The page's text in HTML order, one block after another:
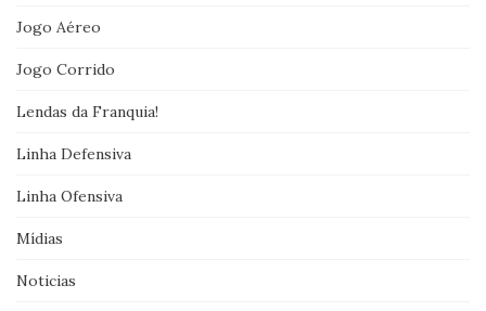
Jogo Aéreo
Jogo Corrido
Lendas da Franquia!
Linha Defensiva
Linha Ofensiva
Mídias
Noticias